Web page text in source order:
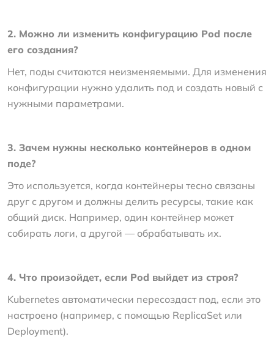
2. Можно ли изменить конфигурацию Pod после
его создания?
Нет, поды считаются неизменяемыми. Для изменения
конфигурации нужно удалить под и создать новый с
нужными параметрами.
3. Зачем нужны несколько контейнеров в одном
поде?
Это используется, когда контейнеры тесно связаны
друг с другом и должны делить ресурсы, такие как
общий диск. Например, один контейнер может
собирать логи, а другой — обрабатывать их.
4. Что произойдет, если Pod выйдет из строя?
Kubernetes автоматически пересоздаст под, если это
настроено (например, с помощью ReplicaSet или
Deployment).